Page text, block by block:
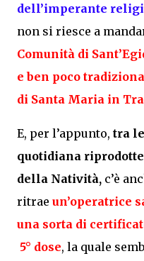
dell’imperante
non si riesce a
Comunità di
e ben poco
di Santa Maria in
E, per l’appunto, tra
quotidiana
della Natività, c’è
ritrae un’operatrice
una sorta di
5° dose, la quale